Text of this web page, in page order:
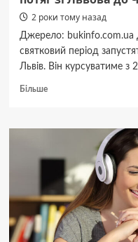
2 роки тому назад
Джерело: bukinfo.com.ua
святковий період
Львів. Він курсуватиме з
БільшеДокладніше
Новорічні
Укрзалізниця
запустить
потяг
зі
Львова
до
Чернівців